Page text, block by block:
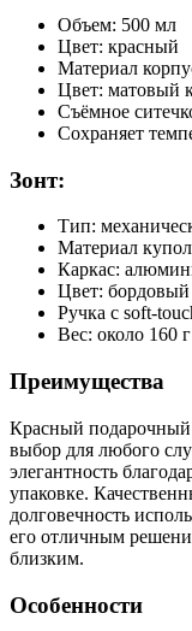
Объем: 500 мл
Цвет: красный
Материал
Цвет: матовый
Съёмное
Сохраняет
Зонт:
Тип:
Материал
Каркас:
Цвет: бордовый
Ручка с soft-
Вес: около 160 г
Преимущества
Красный
выбор для любого
элегантность
упаковке.
долговечность
его отличным
близким.
Особенности